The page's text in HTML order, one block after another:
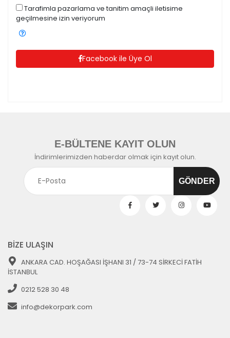
Tarafimla pazarlama ve tanitim amaçli iletisime
geçilmesine izin veriyorum
Facebook ile Üye Ol
E-BÜLTENE KAYIT OLUN
İndirimlerimizden haberdar olmak için kayıt olun.
BİZE ULAŞIN
ANKARA CAD. HOŞAĞASI İŞHANI 31 / 73-74 SİRKECİ FATİH
İSTANBUL
0212 528 30 48
info@dekorpark.com